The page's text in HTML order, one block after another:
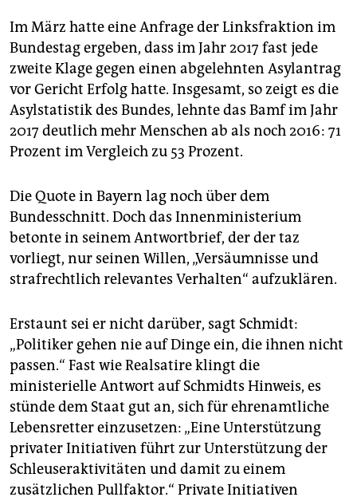
Im März hatte eine Anfrage der Linksfraktion im
Bundestag ergeben, dass im Jahr 2017 fast jede
zweite Klage gegen einen abgelehnten Asylantrag
vor Gericht Erfolg hatte. Insgesamt, so zeigt es die
Asylstatistik des Bundes, lehnte das Bamf im Jahr
2017 deutlich mehr Menschen ab als noch 2016: 71
Prozent im Vergleich zu 53 Prozent.
Die Quote in Bayern lag noch über dem
Bundesschnitt. Doch das Innenministerium
betonte in seinem Antwortbrief, der der taz
vorliegt, nur seinen Willen, „Versäumnisse und
strafrechtlich relevantes Verhalten“ aufzuklären.
Erstaunt sei er nicht darüber, sagt Schmidt:
„Politiker gehen nie auf Dinge ein, die ihnen nicht
passen.“ Fast wie Realsatire klingt die
ministerielle Antwort auf Schmidts Hinweis, es
stünde dem Staat gut an, sich für ehrenamtliche
Lebensretter einzusetzen: „Eine Unterstützung
privater Initiativen führt zur Unterstützung der
Schleuseraktivitäten und damit zu einem
zusätzlichen Pullfaktor.“ Private Initiativen